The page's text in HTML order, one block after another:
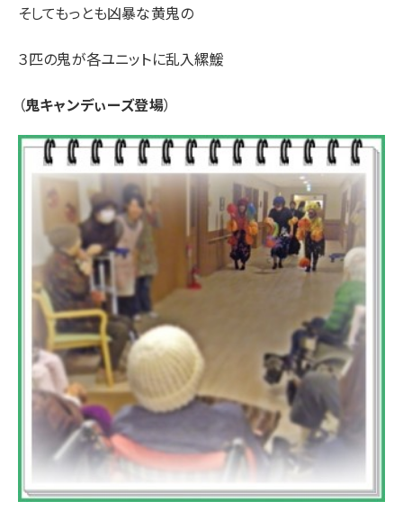
そしてもっとも凶暴な黄鬼の
３匹の鬼が各ユニットに乱入縲鰀
（鬼キャンデぃーズ登場）